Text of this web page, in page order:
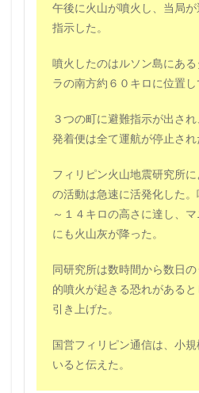
午後に火山が噴火し、当局
指示した。
噴火したのはルソン島にあ
ラの南方約６０キロに位置し
３つの町に避難指示が出さ
発着便は全て運航が停止され
フィリピン火山地震研究所
の活動は急速に活発化した
～１４キロの高さに達し、
にも火山灰が降った。
同研究所は数時間から数日
的噴火が起きる恐れがある
引き上げた。
国営フィリピン通信は、小
いると伝えた。